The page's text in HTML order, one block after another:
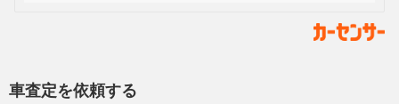
車査定を依頼する